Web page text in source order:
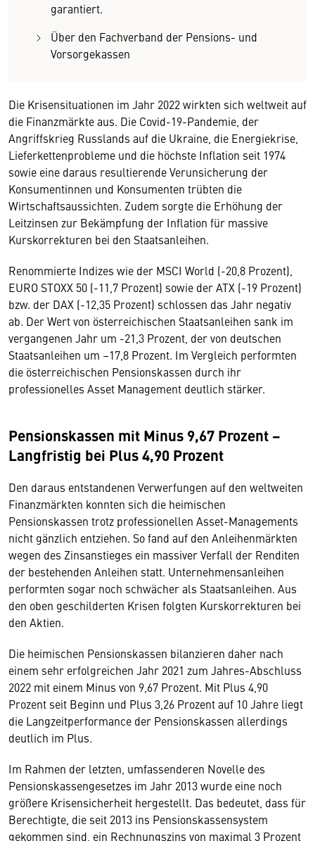
garantiert.
Über den Fachverband der Pensions- und
Vorsorgekassen
Die Krisensituationen im Jahr 2022 wirkten sich weltweit auf
die Finanzmärkte aus. Die Covid-19-Pandemie, der
Angriffskrieg Russlands auf die Ukraine, die Energiekrise,
Lieferkettenprobleme und die höchste Inflation seit 1974
sowie eine daraus resultierende Verunsicherung der
Konsumentinnen und Konsumenten trübten die
Wirtschaftsaussichten. Zudem sorgte die Erhöhung der
Leitzinsen zur Bekämpfung der Inflation für massive
Kurskorrekturen bei den Staatsanleihen.
Renommierte Indizes wie der MSCI World (-20,8 Prozent),
EURO STOXX 50 (-11,7 Prozent) sowie der ATX (-19 Prozent)
bzw. der DAX (-12,35 Prozent) schlossen das Jahr negativ
ab. Der Wert von österreichischen Staatsanleihen sank im
vergangenen Jahr um -21,3 Prozent, der von deutschen
Staatsanleihen um –17,8 Prozent. Im Vergleich performten
die österreichischen Pensionskassen durch ihr
professionelles Asset Management deutlich stärker.
Pensionskassen mit Minus 9,67 Prozent –
Langfristig bei Plus 4,90 Prozent
Den daraus entstandenen Verwerfungen auf den weltweiten
Finanzmärkten konnten sich die heimischen
Pensionskassen trotz professionellen Asset-Managements
nicht gänzlich entziehen. So fand auf den Anleihenmärkten
wegen des Zinsanstieges ein massiver Verfall der Renditen
der bestehenden Anleihen statt. Unternehmensanleihen
performten sogar noch schwächer als Staatsanleihen. Aus
den oben geschilderten Krisen folgten Kurskorrekturen bei
den Aktien.
Die heimischen Pensionskassen bilanzieren daher nach
einem sehr erfolgreichen Jahr 2021 zum Jahres-Abschluss
2022 mit einem Minus von 9,67 Prozent. Mit Plus 4,90
Prozent seit Beginn und Plus 3,26 Prozent auf 10 Jahre liegt
die Langzeitperformance der Pensionskassen allerdings
deutlich im Plus.
Im Rahmen der letzten, umfassenderen Novelle des
Pensionskassengesetzes im Jahr 2013 wurde eine noch
größere Krisensicherheit hergestellt. Das bedeutet, dass für
Berechtigte, die seit 2013 ins Pensionskassensystem
gekommen sind, ein Rechnungszins von maximal 3 Prozent